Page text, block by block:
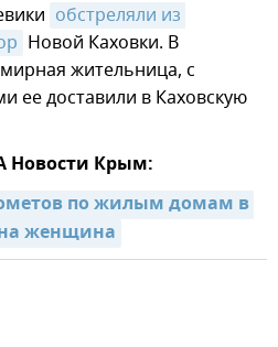
обстреляли из
Новой Каховки. В
жительница, с
ее доставили в Каховскую
Новости Крым:
по жилым домам в
женщина